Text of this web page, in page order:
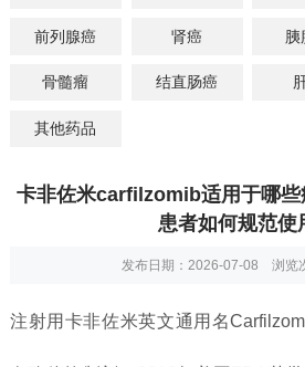
前列腺癌 肾癌 胰
骨髓瘤 结直肠癌
其他药品
卡非佐米carfilzomib适用于哪些
患者如何规范使
发布日期：2026-07-08 浏览
注射用卡非佐米英文通用名